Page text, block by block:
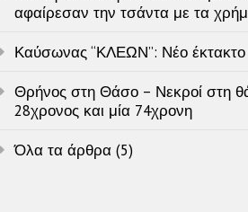
αφαίρεσαν την τσάντα με τα
Καύσωνας “ΚΛΕΩΝ”: Νέο
Θρήνος στη Θάσο – Νεκροί στη
28χρονος και μία 74χρονη
Όλα τα άρθρα (5)